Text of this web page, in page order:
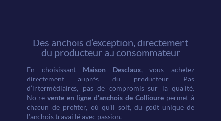
Des anchois d’exception, directement
du producteur au consommateur
En choisissant Maison Desclaux, vous achetez
directement auprès du producteur. Pas
d’intermédiaires, pas de compromis sur la qualité.
Notre vente en ligne d’anchois de Collioure permet à
chacun de profiter, où qu’il soit, du goût unique de
l’anchois travaillé avec passion.